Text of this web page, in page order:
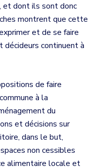
et dont ils sont donc
montrent que cette
et de se faire
continuent à
de faire
à la
du
et décisions sur
dans le but,
non cessibles
alimentaire locale et